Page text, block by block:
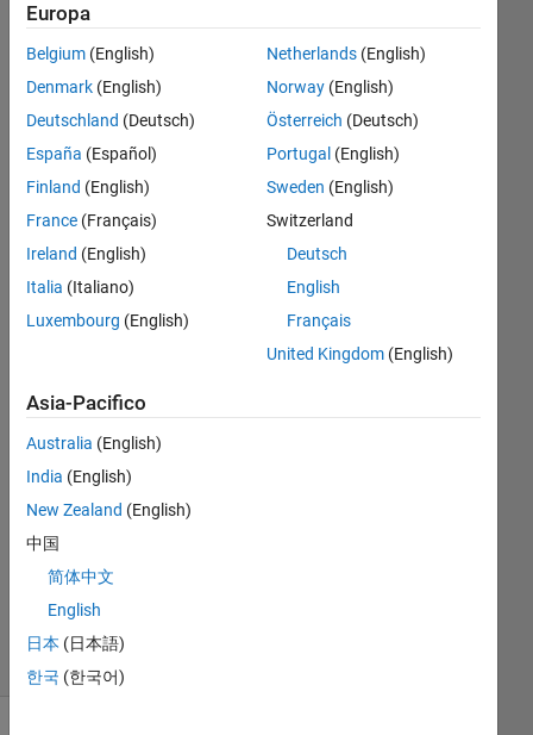
的内存
峰​值？
（不是
使用
mem​
ory得
到的累
计内存​
）
23 Giu
1
Risposta
Aggiornato
23 Lug
2025
Visualizzazioni
Europa
Belgium (English)
Denmark (English)
Deutschland (Deutsch)
España (Español)
Finland (English)
France (Français)
Ireland (English)
Italia (Italiano)
Luxembourg (English)
Netherlands(English)
Norway(English)
Österreich (Deutsch)
Portugal (English)
Sweden (English)
Switzerland
Deutsch
English
Français
United Kingdom(English)
Asia-Pacifico
Australia (English)
India (English)
New Zealand (English)
中国
简体中文
English
日本 (日本語)
한국 (한국어)